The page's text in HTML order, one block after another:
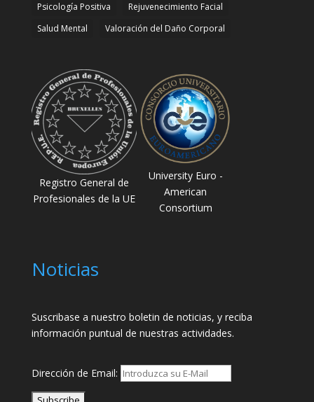
Psicología Positiva
Rejuvenecimiento Facial
Salud Mental
Valoración del Daño Corporal
Registro General de
Profesionales de la UE
University Euro -
American
Consortium
Noticias
Suscribase a nuestro boletin de noticias, y reciba
información puntual de nuestras actividades.
Dirección de Email: